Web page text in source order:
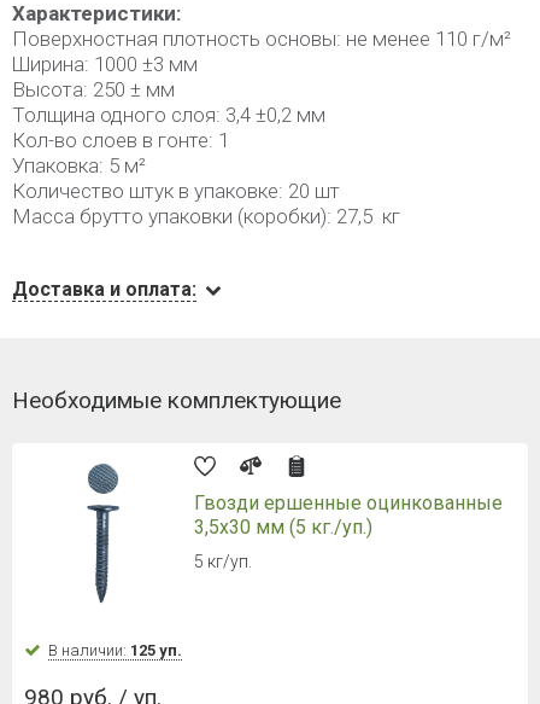
Характеристики:
Поверхностная плотность основы: не менее 110 г/м²
Ширина: 1000 ±3 мм
Высота: 250 ± мм
Толщина одного слоя: 3,4 ±0,2 мм
Кол-во слоев в гонте: 1
Упаковка: 5 м²
Количество штук в упаковке: 20 шт
Масса брутто упаковки (коробки): 27,5 кг
Доставка и оплата:
Необходимые комплектующие
Гвозди ершенные оцинкованные
3,5х30 мм (5 кг./уп.)
5 кг/уп.
В наличии: 125 уп.
980 руб. / уп.